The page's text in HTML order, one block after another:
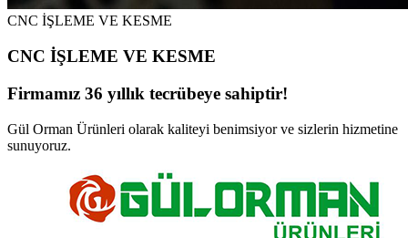
CNC İŞLEME VE KESME
CNC İŞLEME VE KESME
Firmamız 36 yıllık tecrübeye sahiptir!
Gül Orman Ürünleri olarak kaliteyi benimsiyor ve sizlerin hizmetine
sunuyoruz.